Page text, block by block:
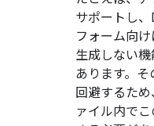
サポートし
フォーム向
生成しない
あります。
回避するた
ァイル内で